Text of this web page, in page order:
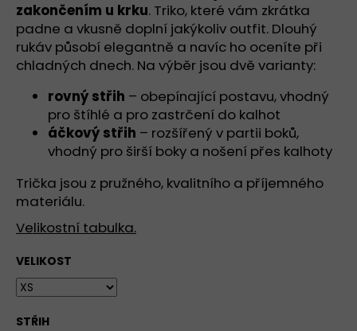
zakončením u krku. Triko, které vám zkrátka
padne a vkusně doplní jakýkoliv outfit. Dlouhý
rukáv působí elegantně a navíc ho oceníte při
chladných dnech. Na výběr jsou dvě varianty:
rovný střih – obepínající postavu, vhodný
pro štíhlé a pro zastrčení do kalhot
áčkový střih – rozšířený v partii boků,
vhodný pro širší boky a nošení přes kalhoty
Trička jsou z pružného, kvalitního a příjemného
materiálu.
Velikostní tabulka.
VELIKOST
STŘIH
TRIČKO
S
LODIČKOVÝM
VÝSTŘIHEM,
3/4
RUKÁV
MODRÁ
KRÁLOVSKÁ
949
Kč